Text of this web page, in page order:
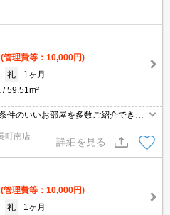
(管理費等：10,000円)
礼
1ヶ月
59.51m²
のいいお部屋を多数ご紹介できま
ウンハウジングへ
町南店
詳細を見る
(管理費等：10,000円)
礼
1ヶ月